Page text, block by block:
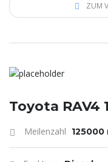
ZUM
Toyota RAV4
Meilenzahl 125000